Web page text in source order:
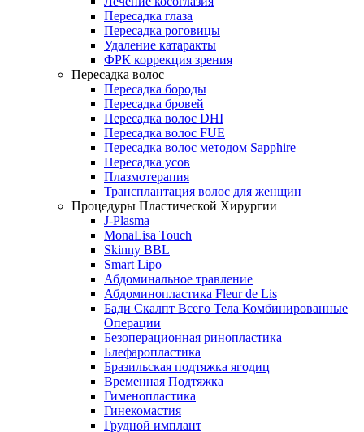
Пересадка глаза
Пересадка роговицы
Удаление катаракты
ФРК коррекция зрения
Пересадка волос
Пересадка бороды
Пересадка бровей
Пересадка волос DHI
Пересадка волос FUE
Пересадка волос методом Sapphire
Пересадка усов
Плазмотерапия
Трансплантация волос для женщин
Процедуры Пластической Хирургии
J-Plasma
MonaLisa Touch
Skinny BBL
Smart Lipo
Абдоминальное травление
Абдоминопластика Fleur de Lis
Бади Скалпт Всего Тела Комбинированные
Операции
Безоперационная ринопластика
Блефаропластика
Бразильская подтяжка ягодиц
Временная Подтяжка
Гименопластика
Гинекомастия
Грудной имплант